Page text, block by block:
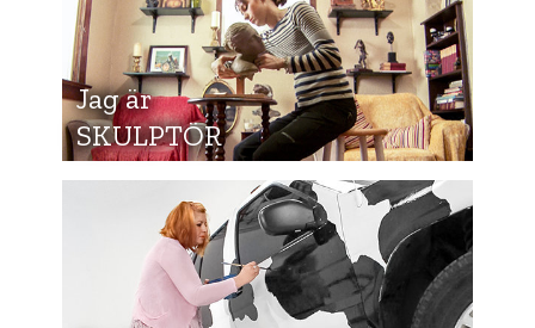
Jag är
SKULPTÖR